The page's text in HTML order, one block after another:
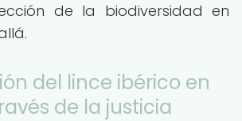
de la biodiversidad en
del lince ibérico en
de la justicia